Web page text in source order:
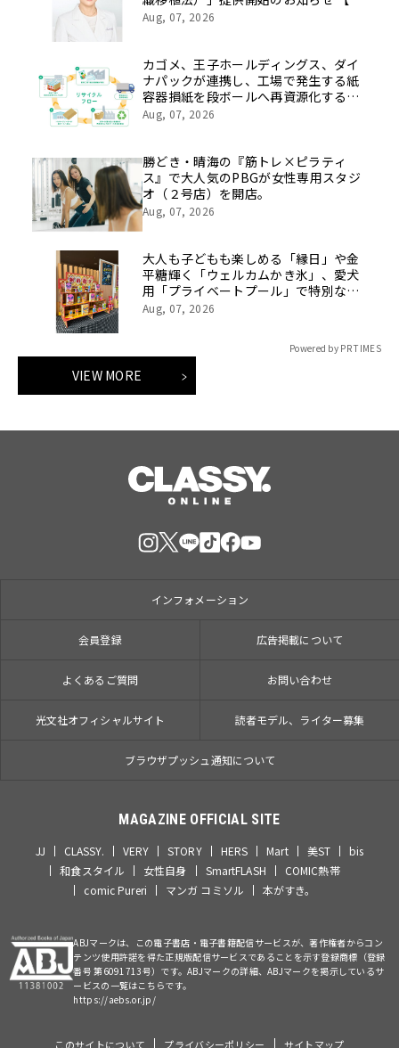
療法人社団 青真会 青山エルクリニ
Aug, 07, 2026
カゴメ、王子ホールディングス、ダイ
ナパックが連携し、工場で発生する紙
容器損紙を段ボールへ再資源化する実
証を開始
Aug, 07, 2026
勝どき・晴海の『筋トレ×ピラティ
ス』で大人気のPBGが女性専用スタジ
オ（２号店）を開店。
Aug, 07, 2026
大人も子どもも楽しめる「縁日」や金
平糖輝く「ウェルカムかき氷」、愛犬
用「プライベートプール」で特別な夏
休みをお届け
Aug, 07, 2026
Powered by PR TIMES
VIEW MORE
インフォメーション
会員登録 広告掲載について
よくあるご質問 お問い合わせ
光文社オフィシャルサイト 読者モデル、ライター募集
ブラウザプッシュ通知について
MAGAZINE OFFICIAL SITE
JJ CLASSY. VERY STORY HERS Mart 美ST
bis
和食スタイル
女性自身 SmartFLASH
COMIC熱帯
comic Pureri
マンガ コミソル 本がすき。
ABJマークは、この電子書店・電子書籍配信サービスが、著作権者からコン
テンツ使用許諾を得た正規版配信サービスであることを示す登録商標（登録
番号 第6091713号）です。ABJマークの詳細、ABJマークを掲示しているサ
ービスの一覧はこちらです。
https://aebs.or.jp/
このサイトについて プライバシーポリシー サイトマップ